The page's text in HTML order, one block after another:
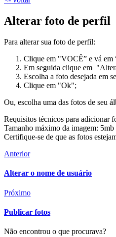
Alterar foto de perfil
Para alterar sua foto de perfil:
Clique em "VOCÊ” e vá em
Em seguida clique em
Escolha a foto desejada em
Clique em "Ok";
Ou, escolha uma das fotos de seu
Requisitos técnicos para adicionar
Tamanho máximo da imagem: 5mb
Certifique-se de que as fotos
Anterior
Alterar o nome de usuário
Próximo
Publicar fotos
Não encontrou o que procurava?